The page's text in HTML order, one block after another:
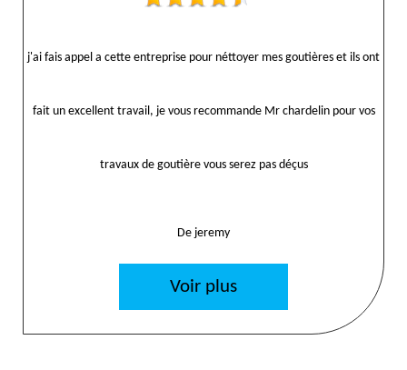
j'ai fais appel a cette entreprise pour néttoyer mes goutières et ils ont
fait un excellent travail, je vous recommande Mr chardelin pour vos
travaux de goutière vous serez pas déçus
De jeremy
Voir plus